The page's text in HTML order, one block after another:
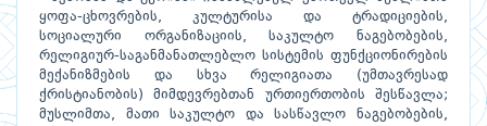
ყოფა-ცხოვრების, კულტურისა და ტრადიციების,
სოციალური ორგანიზაციის, საკულტო ნაგებობების,
რელიგიურ-საგანმანათლებლო სისტემის ფუნქციონირების
მექანიზმების და სხვა რელიგიათა (უმთავრესად
ქრისტიანობის) მიმდევრებთან ურთიერთობის შესწავლა;
მუსლიმთა, მათი საკულტო და სასწავლო ნაგებობების,